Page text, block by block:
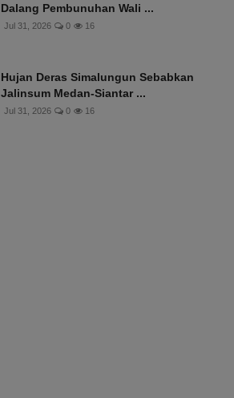
Dalang Pembunuhan Wali ...
Jul 31, 2026 0 16
Hujan Deras Simalungun Sebabkan
Jalinsum Medan-Siantar ...
Jul 31, 2026 0 16